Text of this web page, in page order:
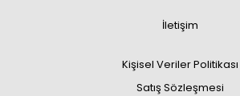
İletişim
Kişisel Veriler Politikası
Satış Sözleşmesi